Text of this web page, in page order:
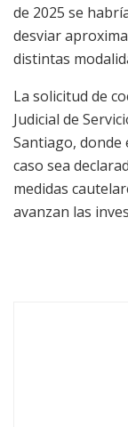
de 2025 se
desviar
distintas
La solicitud de
Judicial de
Santiago,
caso sea
medidas
avanzan las